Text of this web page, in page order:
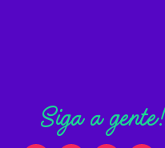
Siga a gente!